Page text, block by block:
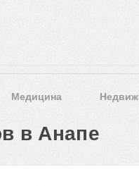
Медицина
в Анапе